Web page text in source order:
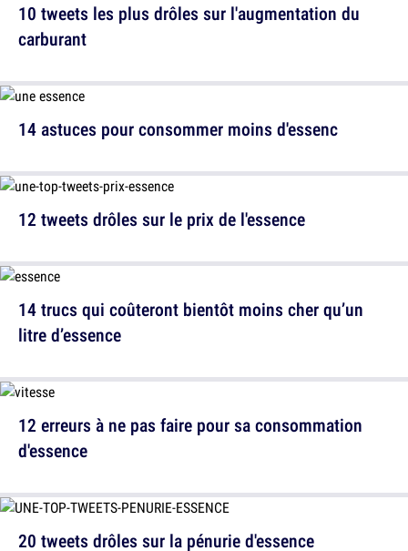
14 astuces pour consommer moins d'essenc
14 trucs qui coûteront bientôt moins cher qu’un
litre d’essence
10 tweets les plus drôles sur l'augmentation du
carburant
12 tweets drôles sur le prix de l'essence
12 erreurs à ne pas faire pour sa consommation
d'essence
20 tweets drôles sur la pénurie d'essence